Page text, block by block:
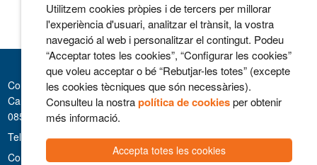
Consorci Hospitalari de Vic
Carrer Francesc Pla 'El Vigatà', 1
08500 Vic
Telèfon 93 889 11 11
Contacte
Utilitzem cookies pròpies i de tercers per millorar
l'experiència d'usuari, analitzar el trànsit, la vostra
navegació al web i personalitzar el contingut. Podeu
“Acceptar totes les cookies”, “Configurar les cookies”
que voleu acceptar o bé “Rebutjar-les totes” (excepte
les cookies tècniques que són necessàries).
Consulteu la nostrapolítica de cookiesper obtenir
més informació.
Accepta totes les cookies